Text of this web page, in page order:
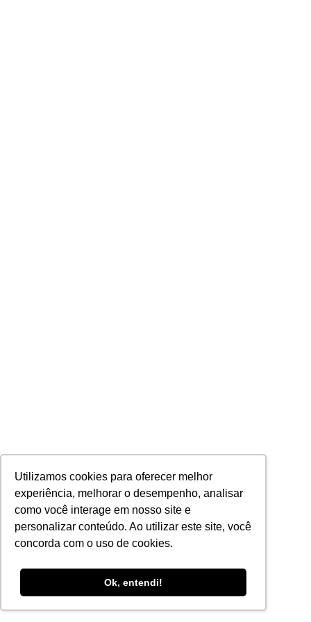
Utilizamos cookies para oferecer melhor
experiência, melhorar o desempenho, analisar
como você interage em nosso site e
personalizar conteúdo. Ao utilizar este site, você
concorda com o uso de cookies.
Ok, entendi!